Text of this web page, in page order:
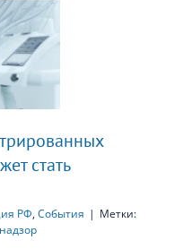
стать
РФ,События | Метки: